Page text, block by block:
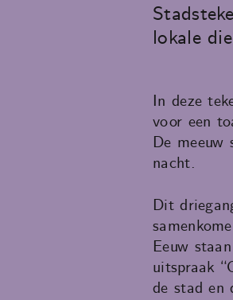
lokale
In deze
voor een
De
nacht.
Dit
Eeuw
uitspraak
de stad en